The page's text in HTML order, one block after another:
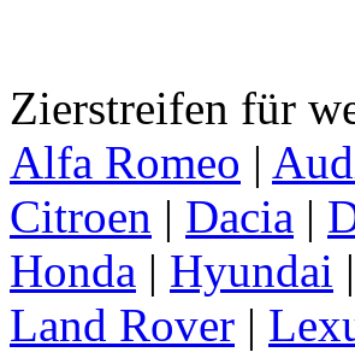
Zierstreifen für
Alfa Romeo |
Citroen | Dacia |
Honda | Hyundai |
Land Rover |